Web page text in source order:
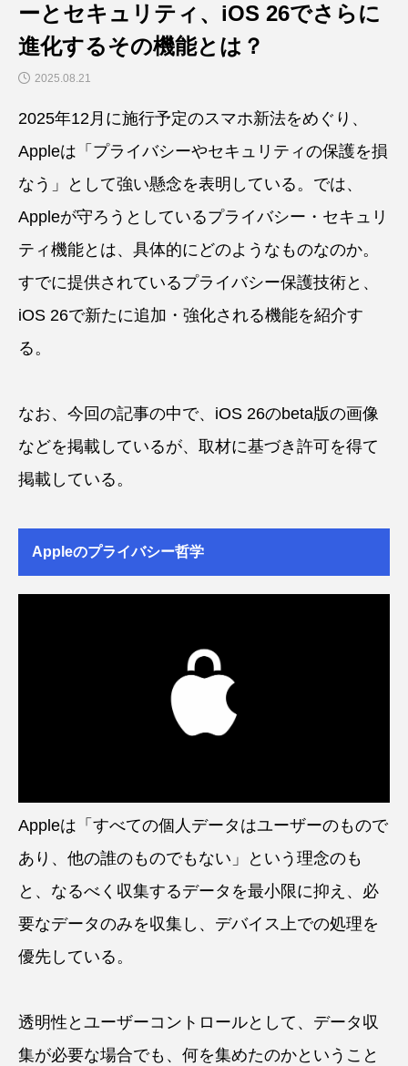
ーとセキュリティ、iOS 26でさらに
進化するその機能とは？
2025.08.21
2025年12月に施行予定のスマホ新法をめぐり、
Appleは「プライバシーやセキュリティの保護を損
なう」として強い懸念を表明している。では、
Appleが守ろうとしているプライバシー・セキュリ
ティ機能とは、具体的にどのようなものなのか。
すでに提供されているプライバシー保護技術と、
iOS 26で新たに追加・強化される機能を紹介す
る。
なお、今回の記事の中で、iOS 26のbeta版の画像
などを掲載しているが、取材に基づき許可を得て
掲載している。
Appleのプライバシー哲学
Appleは「すべての個人データはユーザーのもので
あり、他の誰のものでもない」という理念のも
と、なるべく収集するデータを最小限に抑え、必
要なデータのみを収集し、デバイス上での処理を
優先している。
透明性とユーザーコントロールとして、データ収
集が必要な場合でも、何を集めたのかということ